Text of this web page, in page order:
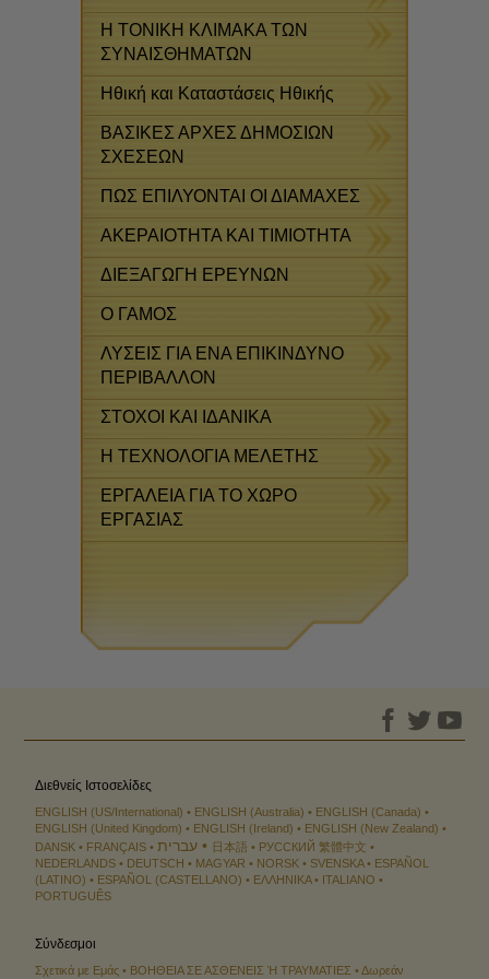
Η ΤΟΝΙΚΗ ΚΛΙΜΑΚΑ ΤΩΝ
ΣΥΝΑΙΣΘΗΜΑΤΩΝ
Ηθική και Καταστάσεις Ηθικής
ΒΑΣΙΚΕΣ ΑΡΧΕΣ ΔΗΜΟΣΙΩΝ
ΣΧΕΣΕΩΝ
ΠΩΣ ΕΠΙΛΥΟΝΤΑΙ ΟΙ ΔΙΑΜΑΧΕΣ
ΑΚΕΡΑΙΟΤΗΤΑ ΚΑΙ ΤΙΜΙΟΤΗΤΑ
ΔΙΕΞΑΓΩΓΗ ΕΡΕΥΝΩΝ
Ο ΓΑΜΟΣ
ΛΥΣΕΙΣ ΓΙΑ ΕΝΑ ΕΠΙΚΙΝΔΥΝΟ
ΠΕΡΙΒΑΛΛΟΝ
ΣΤΟΧΟΙ ΚΑΙ ΙΔΑΝΙΚΑ
Η ΤΕΧΝΟΛΟΓΙΑ ΜΕΛΕΤΗΣ
ΕΡΓΑΛΕΙΑ ΓΙΑ ΤΟ ΧΩΡΟ
ΕΡΓΑΣΙΑΣ
Διεθνείς Ιστοσελίδες
ENGLISH (US/International) ENGLISH (Australia)
ENGLISH (Canada)
ENGLISH (United Kingdom)
ENGLISH (Ireland)
ENGLISH (New Zealand)
DANSK
FRANÇAIS עברית 日本語 РУССКИЙ 繁體中文
NEDERLANDS
DEUTSCH MAGYAR NORSK SVENSKA
ESPAÑOL
(LATINO)
ESPAÑOL (CASTELLANO) ΕΛΛΗΝΙΚA
ITALIANO
PORTUGUÊS
Σύνδεσμοι
Σχετικά με Εμάς ΒΟΗΘΕΙΑ ΣΕ ΑΣΘΕΝΕΙΣ Ή ΤΡΑΥΜΑΤΙΕΣ Δωρεάν